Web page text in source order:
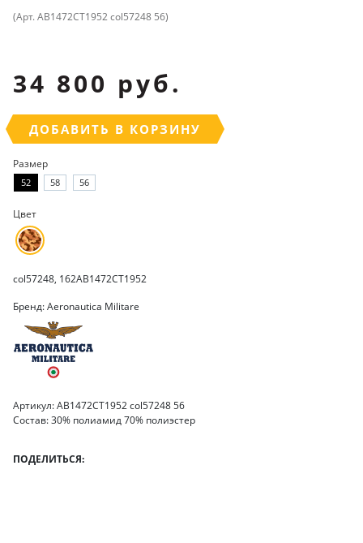
(Арт. AB1472CT1952 col57248 56)
34 800 руб.
ДОБАВИТЬ В КОРЗИНУ
Размер
52 58 56
Цвет
col57248, 162AB1472CT1952
Бренд: Aeronautica Militare
Артикул: AB1472CT1952 col57248 56
Состав: 30% полиамид 70% полиэстер
ПОДЕЛИТЬСЯ: